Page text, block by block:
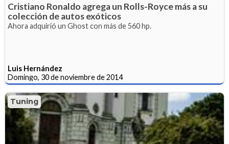
Cristiano Ronaldo agrega un Rolls-Royce más a su
colección de autos exóticos
Ahora adquirió un Ghost con más de 560 hp.
Luis Hernández
Domingo, 30 de noviembre de 2014
Tuning